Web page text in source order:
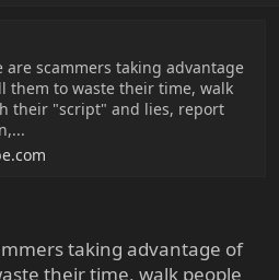
are scammers taking advantage
them to waste their time, walk
their "script" and lies, report
taking advantage of
their time, walk people